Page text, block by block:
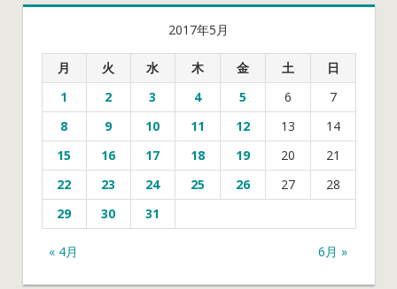
2017年5月
月 火 水 木 金 土 日
« 4月 6月 »
1 2 3 4 5 6
7
8
9 10 11 12 13
14
15
16 17 18 19 20
21
22
23 24 25 26 27
28
29
30 31